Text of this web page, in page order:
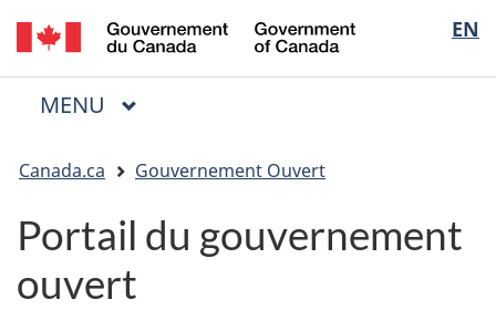
Passer
au
contenu
Passer
à
« Au
Passer
à
la
EN
of
Menu
MENU PRINCIPAL
êtes
ici
Canada.ca Gouvernement Ouvert
Portail du gouvernement
ouvert